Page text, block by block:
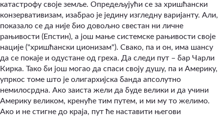
катастрофу своје земље. Опредељујући се за хришћански
конзервативизам, изабрао је једину изгледну варијанту. Али,
показало се да није био довољно свестан ни личне
рањивости (Епстин), а још мање системске рањивости своје
нације ("хришћански ционизам"). Свако, па и он, има шансу
да се покаје и одустане од греха. Да следи пут – бар Чарли
Кирка. Тако би још могао да спаси своју душу, па и Америку,
упркос томе што је олигархијска банда апсолутно
немилосрдна. Ако заиста жели да буде велики и да учини
Америку великом, кренуће тим путем, и ми му то желимо.
Ако и не стигне до краја, пут ће наставити његови